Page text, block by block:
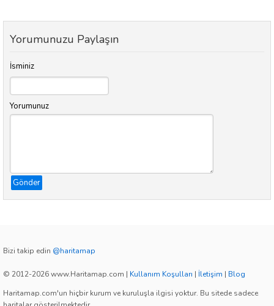
Yorumunuzu Paylaşın
İsminiz
Yorumunuz
Gönder
Bizi takip edin @haritamap
© 2012-2026 www.Haritamap.com | Kullanım Koşulları | İletişim | Blog
Haritamap.com'un hiçbir kurum ve kuruluşla ilgisi yoktur. Bu sitede sadece